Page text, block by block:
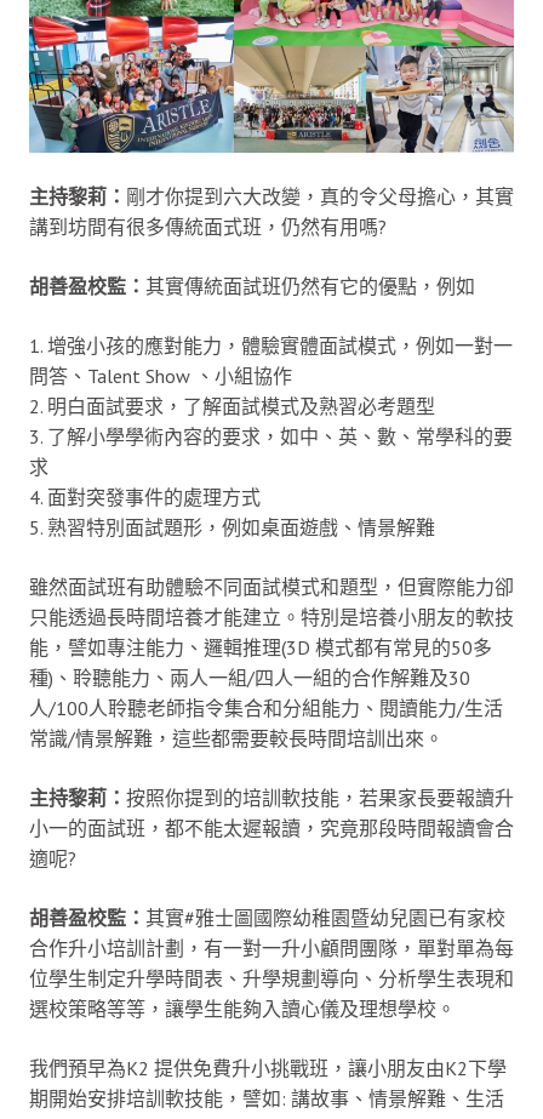
主持黎莉： 剛才你提到六大改變，真的令父母擔心，其實
講到坊間有很多傳統面式班，仍然有用嗎?
胡善盈校監： 其實傳統面試班仍然有它的優點，例如
1. 增強小孩的應對能力，體驗實體面試模式，例如一對一
問答、Talent Show 、小組協作
2. 明白面試要求，了解面試模式及熟習必考題型
3. 了解小學學術內容的要求，如中、英、數、常學科的要
求
4. 面對突發事件的處理方式
5. 熟習特別面試題形，例如桌面遊戲、情景解難
雖然面試班有助體驗不同面試模式和題型，但實際能力卻
只能透過長時間培養才能建立。特別是培養小朋友的軟技
能，譬如專注能力、邏輯推理(3D 模式都有常見的50多
種)、聆聽能力、兩人一組/四人一組的合作解難及30
人/100人聆聽老師指令集合和分組能力、閱讀能力/生活
常識/情景解難，這些都需要較長時間培訓出來。
主持黎莉： 按照你提到的培訓軟技能，若果家長要報讀升
小一的面試班，都不能太遲報讀，究竟那段時間報讀會合
適呢?
胡善盈校監： 其實#雅士圖國際幼稚園暨幼兒園已有家校
合作升小培訓計劃，有一對一升小顧問團隊，單對單為每
位學生制定升學時間表、升學規劃導向、分析學生表現和
選校策略等等，讓學生能夠入讀心儀及理想學校。
我們預早為K2 提供免費升小挑戰班，讓小朋友由K2下學
期開始安排培訓軟技能，譬如: 講故事、情景解難、生活